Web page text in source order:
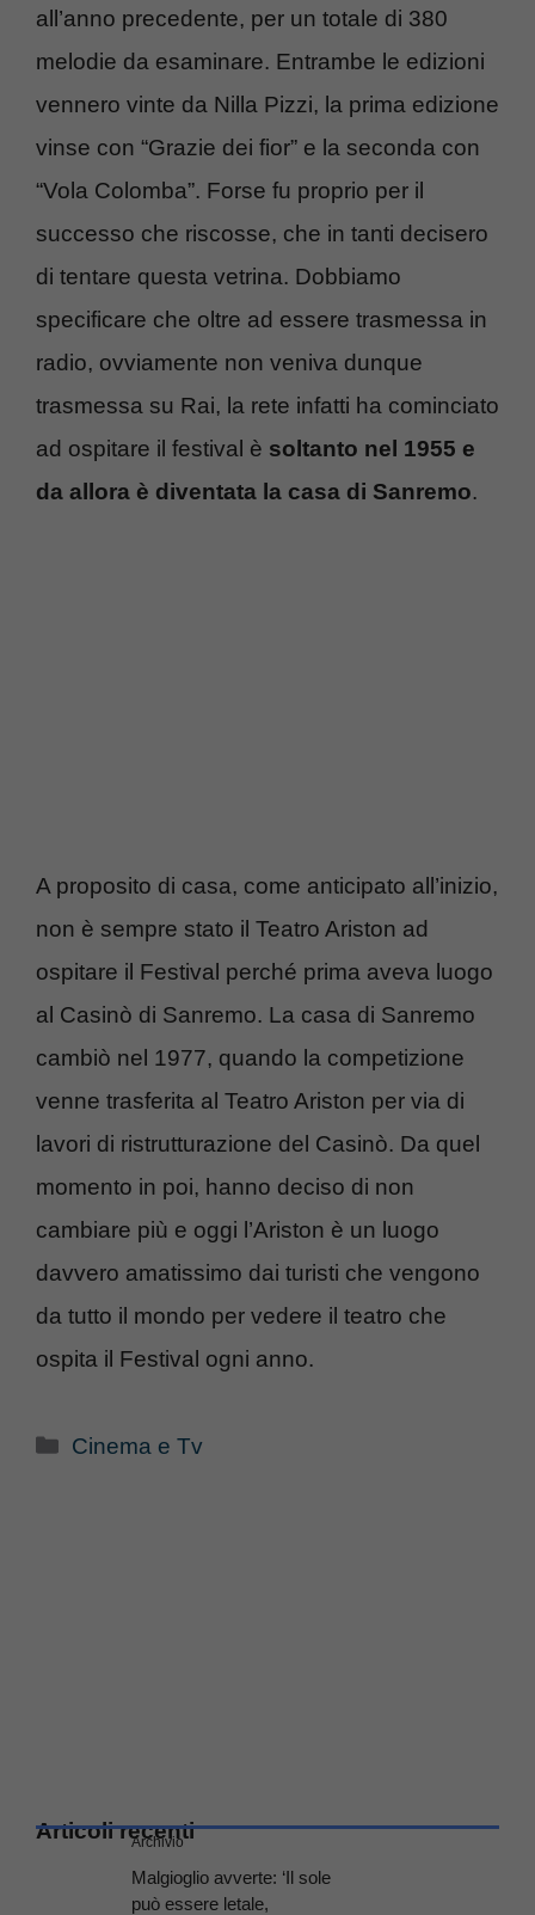
all’anno precedente, per un totale di 380
melodie da esaminare. Entrambe le edizioni
vennero vinte da Nilla Pizzi, la prima edizione
vinse con “Grazie dei fior” e la seconda con
“Vola Colomba”. Forse fu proprio per il
successo che riscosse, che in tanti decisero
di tentare questa vetrina. Dobbiamo
specificare che oltre ad essere trasmessa in
radio, ovviamente non veniva dunque
trasmessa su Rai, la rete infatti ha cominciato
ad ospitare il festival è soltanto nel 1955 e
da allora è diventata la casa di Sanremo.
A proposito di casa, come anticipato all’inizio,
non è sempre stato il Teatro Ariston ad
ospitare il Festival perché prima aveva luogo
al Casinò di Sanremo. La casa di Sanremo
cambiò nel 1977, quando la competizione
venne trasferita al Teatro Ariston per via di
lavori di ristrutturazione del Casinò. Da quel
momento in poi, hanno deciso di non
cambiare più e oggi l’Ariston è un luogo
davvero amatissimo dai turisti che vengono
da tutto il mondo per vedere il teatro che
ospita il Festival ogni anno.
Categorie
Cinema e Tv
Articoli recenti
Archivio
Malgioglio avverte: ‘Il sole
può essere letale,